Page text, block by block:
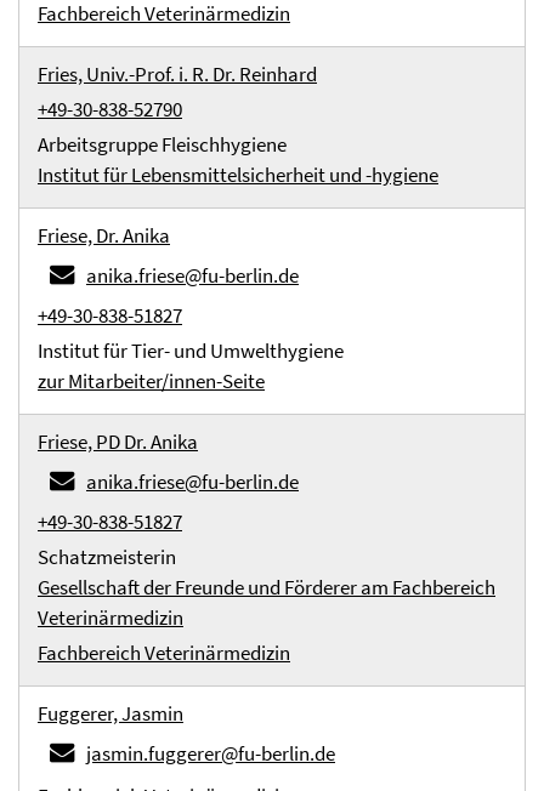
Fachbereich Veterinärmedizin
Fries, Univ.-Prof. i. R. Dr. Reinhard
+49-30-838-52790
Arbeitsgruppe Fleischhygiene
Institut für Lebensmittelsicherheit und -hygiene
Friese, Dr. Anika
anika.friese@fu-berlin.de
+49-30-838-51827
Institut für Tier- und Umwelthygiene
zur Mitarbeiter/innen-Seite
Friese, PD Dr. Anika
anika.friese@fu-berlin.de
+49-30-838-51827
Schatzmeisterin
Gesellschaft der Freunde und Förderer am Fachbereich
Veterinärmedizin
Fachbereich Veterinärmedizin
Fuggerer, Jasmin
jasmin.fuggerer@fu-berlin.de